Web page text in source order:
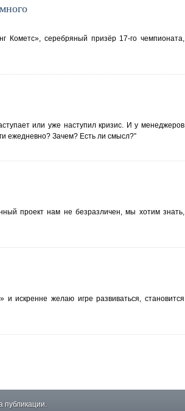
Кометс», серебряный призёр 17-го чемпионата,
или уже наступил кризис. И у менеджеров
ежедневно? Зачем? Есть ли смысл?”
проект нам не безразличен, мы хотим знать,
искренне желаю игре развиваться, становится
публикации.